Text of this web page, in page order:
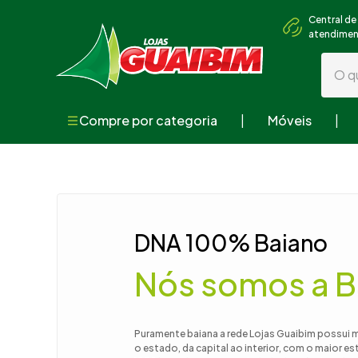
Central de
O
Compre por categoria Móveis
DNA 100% Baiano
Nós somos a
Puramente baiana a rede Lojas Guaibim
o estado, da capital ao interior, com o maior
Termos
4º
sofá
6
cama
7º
tv